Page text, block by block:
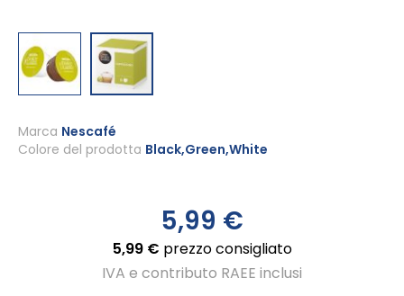
all'inizio
della
5,99 €
5,99 € prezzo consigliato
IVA e contributo RAEE inclusi
Marca Nescafé
Colore del prodotto Black,Green,White